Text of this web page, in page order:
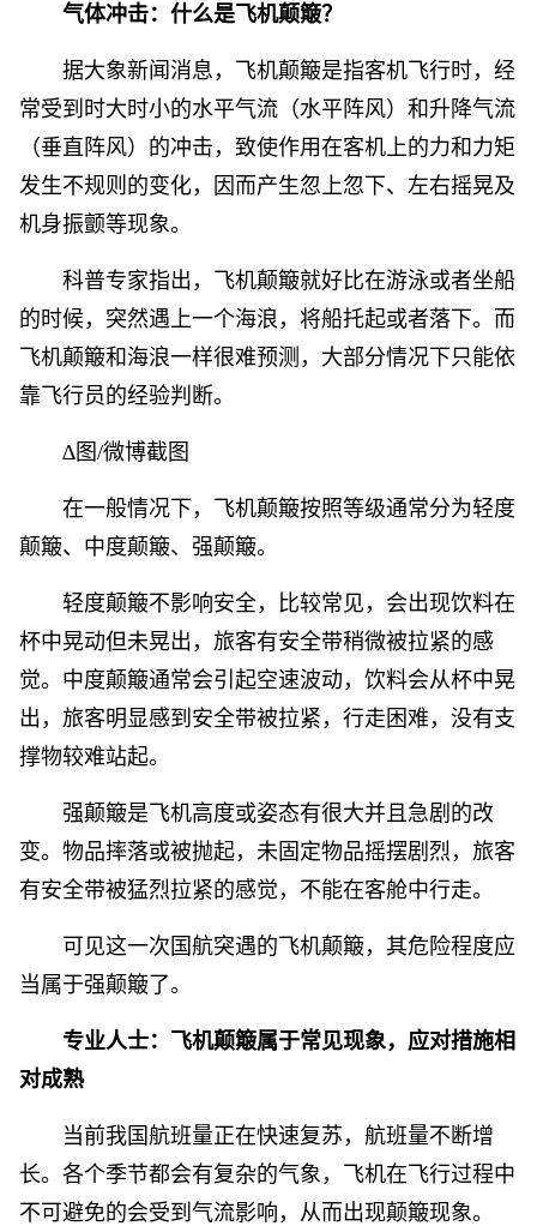
气体冲击：什么是飞机颠簸？
据大象新闻消息，飞机颠簸是指客机飞行时，经
常受到时大时小的水平气流（水平阵风）和升降气流
（垂直阵风）的冲击，致使作用在客机上的力和力矩
发生不规则的变化，因而产生忽上忽下、左右摇晃及
机身振颤等现象。
科普专家指出，飞机颠簸就好比在游泳或者坐船
的时候，突然遇上一个海浪，将船托起或者落下。而
飞机颠簸和海浪一样很难预测，大部分情况下只能依
靠飞行员的经验判断。
∆图/微博截图
在一般情况下，飞机颠簸按照等级通常分为轻度
颠簸、中度颠簸、强颠簸。
轻度颠簸不影响安全，比较常见，会出现饮料在
杯中晃动但未晃出，旅客有安全带稍微被拉紧的感
觉。中度颠簸通常会引起空速波动，饮料会从杯中晃
出，旅客明显感到安全带被拉紧，行走困难，没有支
撑物较难站起。
强颠簸是飞机高度或姿态有很大并且急剧的改
变。物品摔落或被抛起，未固定物品摇摆剧烈，旅客
有安全带被猛烈拉紧的感觉，不能在客舱中行走。
可见这一次国航突遇的飞机颠簸，其危险程度应
当属于强颠簸了。
专业人士：飞机颠簸属于常见现象，应对措施相
对成熟
当前我国航班量正在快速复苏，航班量不断增
长。各个季节都会有复杂的气象，飞机在飞行过程中
不可避免的会受到气流影响，从而出现颠簸现象。